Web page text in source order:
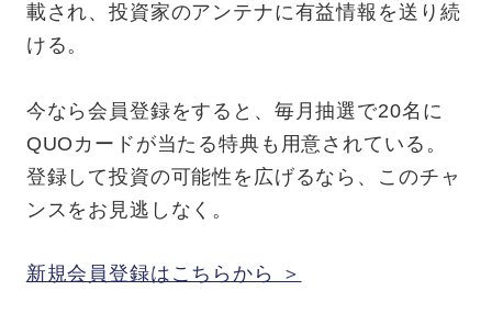
載され、投資家のアンテナに有益情報を送り続
ける。
今なら会員登録をすると、毎月抽選で20名に
QUOカードが当たる特典も用意されている。
登録して投資の可能性を広げるなら、このチャ
ンスをお見逃しなく。
新規会員登録はこちらから ＞